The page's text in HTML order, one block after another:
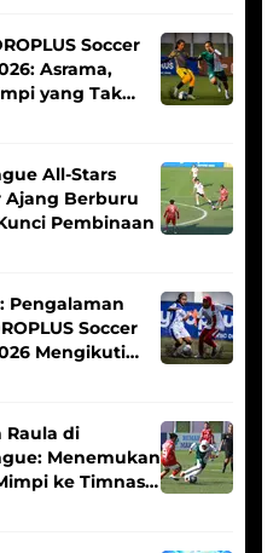
Soccer
Asrama,
yang Tak
All-Stars
Ajang Berburu
Pembinaan
Pengalaman
Soccer
Mengikuti
Putri
Raula di
Menemukan
ke Timnas